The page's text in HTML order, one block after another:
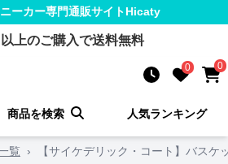
ーカー専門通販サイトHicaty
上のご購入で送料無料
0 0
商品を検索 人気ランキング
覧 › 【サイケデリック・コート】バス